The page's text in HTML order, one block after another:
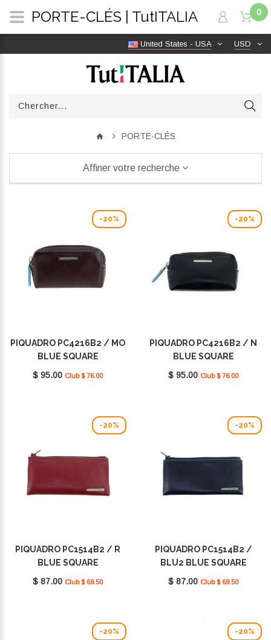
USD
United States - USA
0
PORTE-CLÉS
Affiner votre recherche
-20%
PIQUADRO PC4216B2 / MO
BLUE SQUARE
$ 95.00 Club $ 76.00
-20%
PIQUADRO PC4216B2 / N
BLUE SQUARE
$ 95.00 Club $ 76.00
-20%
PIQUADRO PC1514B2 / R
BLUE SQUARE
$ 87.00 Club $ 69.50
-20%
PIQUADRO PC1514B2 /
BLU2 BLUE SQUARE
$ 87.00 Club $ 69.50
-20% -20%
PORTE-CLÉS | TutITALIA